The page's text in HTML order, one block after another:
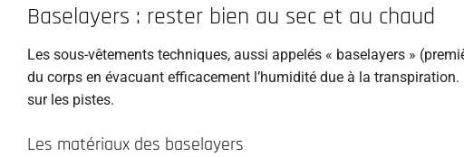
Baselayers : rester bien au sec et au chaud
Les sous-vêtements techniques, aussi appelés « baselayers »
du corps en évacuant efficacement l’humidité due à la
sur les pistes.
Les matériaux des baselayers